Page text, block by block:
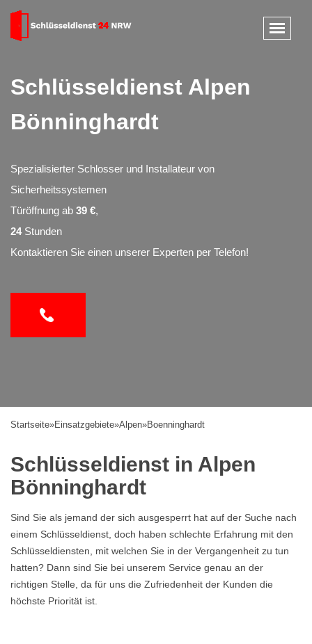
Schlüsseldienst Alpen
Bönninghardt
Spezialisierter Schlosser und Installateur von
Sicherheitssystemen
Türöffnung ab 39 €,
24Stunden
Kontaktieren Sie einen unserer Experten per Telefon!
Startseite»Einsatzgebiete»Alpen»Boenninghardt
Schlüsseldienst in Alpen
Bönninghardt
Sind Sie als jemand der sich ausgesperrt hat auf der Suche nach
einem Schlüsseldienst, doch haben schlechte Erfahrung mit den
Schlüsseldiensten, mit welchen Sie in der Vergangenheit zu tun
hatten? Dann sind Sie bei unserem Service genau an der
richtigen Stelle, da für uns die Zufriedenheit der Kunden die
höchste Priorität ist.